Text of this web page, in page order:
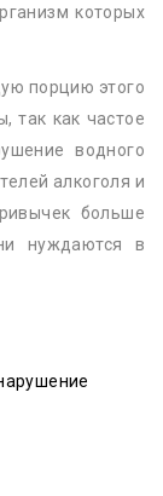
которых
порцию этого
так как частое
водного
алкоголя и
больше
нуждаются в